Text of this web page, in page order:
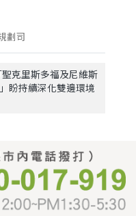
劃司
克里斯多福及尼維斯
盼持續深化雙邊環境